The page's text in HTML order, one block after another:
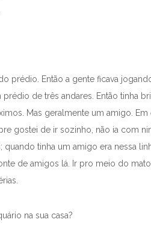
prédio. Então a gente ficava
de três andares. Então tinha
Mas geralmente um amigo. Em
gostei de ir sozinho, não ia com
tinha um amigo era nessa
de amigos lá. Ir pro meio do
na sua casa?